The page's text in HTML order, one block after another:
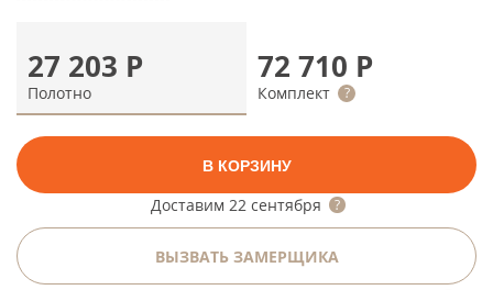
27 203 Р
Полотно
72 710 Р
Комплект
В КОРЗИНУ
Доставим 22 сентября
ВЫЗВАТЬ ЗАМЕРЩИКА